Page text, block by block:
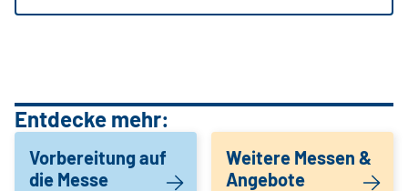
Entdecke mehr:
Vorbereitung auf
die Messe
Weitere Messen &
Angebote